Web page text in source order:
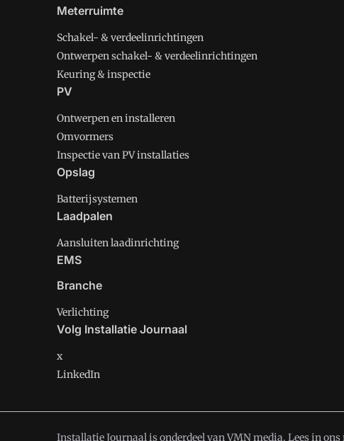
Meterruimte
Schakel- & verdeelinrichtingen
Ontwerpen schakel- & verdeelinrichtingen
Keuring & inspectie
PV
Ontwerpen en installeren
Omvormers
Inspectie van PV installaties
Opslag
Batterijsystemen
Laadpalen
Aansluiten laadinrichting
EMS
Branche
Verlichting
Volg Installatie Journaal
x
LinkedIn
Installatie Journaal is onderdeel van VMN media. Lees inons